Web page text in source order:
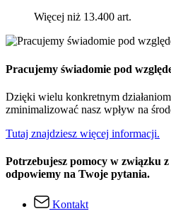
Więcej niż 13.400 art.
Pracujemy świadomie pod
Dzięki wielu konkretnym
zminimalizować nasz wpływ na
Tutaj znajdziesz więcej informacji.
Potrzebujesz pomocy w związku
odpowiemy na Twoje pytania.
Kontakt